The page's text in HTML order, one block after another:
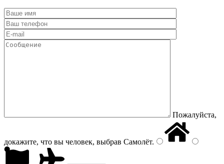
Пожалуйста,
докажите, что вы человек, выбрав Самолёт.